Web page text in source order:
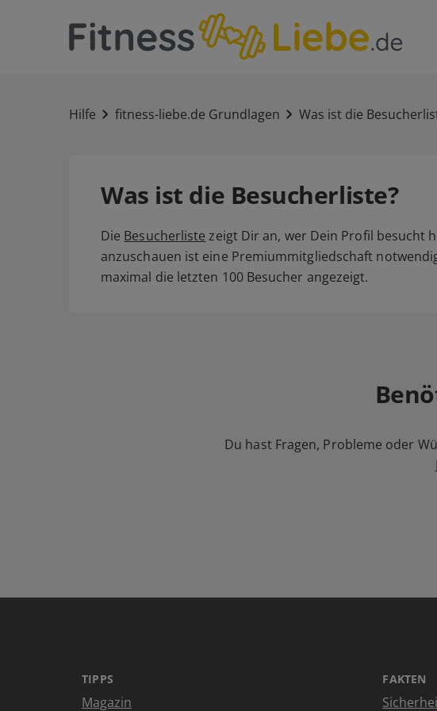
Hilfe fitness-liebe.de Grundlagen Was ist die
Was ist die Besucherliste?
Die Besucherliste zeigt Dir an, wer Dein Profil besucht
anzuschauen ist eine Premiummitgliedschaft
maximal die letzten 100 Besucher angezeigt.
Du hast Fragen, Probleme oder
TIPPS
Magazin
FAKTEN